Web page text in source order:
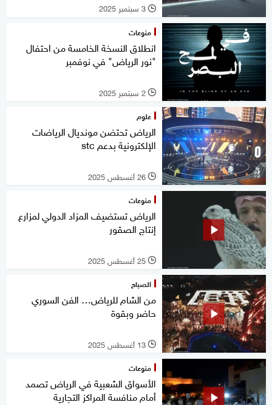
l 3 سبتمبر 2025
منوعات
انطلاق النسخة الخامسة من احتفال
"نور الرياض" في نوفمبر
l 2 سبتمبر 2025
علوم
الرياض تحتضن مونديال الرياضات
الإلكترونية بدعم stc
l 26 أغسطس 2025
منوعات
الرياض تستضيف المزاد الدولي لمزارع
إنتاج الصقور
l 25 أغسطس 2025
الصباح
من الشام للرياض… الفن السوري
حاضر وبقوة
l 13 أغسطس 2025
منوعات
الأسواق الشعبية في الرياض تصمد
أمام منافسة المراكز التجارية